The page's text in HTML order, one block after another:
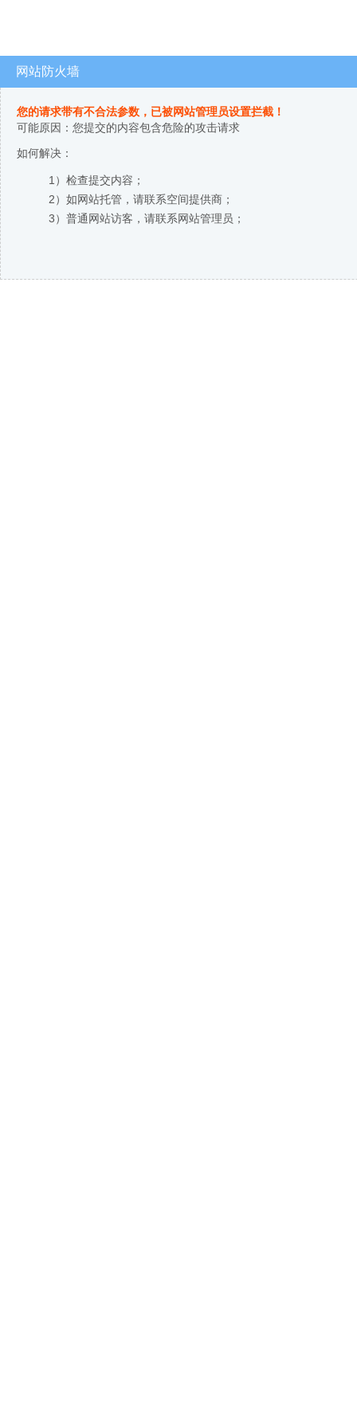
网站防火墙
您的请求带有不合法参数，已被网站管理员设置拦截！
可能原因：您提交的内容包含危险的攻击请求
如何解决：
1）检查提交内容；
2）如网站托管，请联系空间提供商；
3）普通网站访客，请联系网站管理员；